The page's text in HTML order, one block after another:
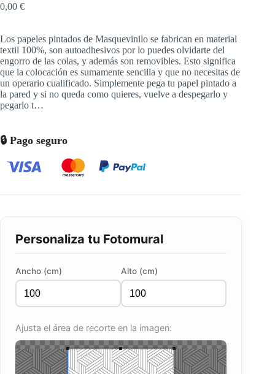
0,00 €
Los papeles pintados de Masquevinilo se fabrican en material
textil 100%, son autoadhesivos por lo puedes olvidarte del
engorro de las colas, y además son removibles. Esto significa
que la colocación es sumamente sencilla y que no necesitas de
un operario cualificado. Simplemente pega tu papel pintado a
la pared y si no queda como quieres, vuelve a despegarlo y
pegarlo t…
🔒 Pago seguro
Personaliza tu Fotomural
Ancho (cm) Alto (cm)
Ajusta el área de recorte en la imagen: